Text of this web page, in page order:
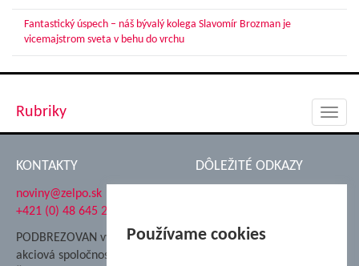
Fantastický úspech – náš bývalý kolega Slavomír Brozman je
vicemajstrom sveta v behu do vrchu
Rubriky
KONTAKTY
noviny@zelpo.sk
+421 (0) 48 645 2711
PODBREZOVAN vydáva
akciová spoločnosť
DÔLEŽITÉ ODKAZY
Nadácia Železiarne
Používame cookies